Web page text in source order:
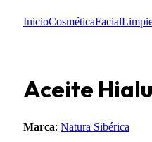
InicioCosméticaFacial
Aceite
Marca: Natura Sibérica